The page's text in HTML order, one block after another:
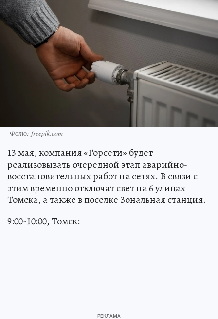
Фото: freepik.com
13 мая, компания «Горсети» будет
реализовывать очередной этап аварийно-
восстановительных работ на сетях. В связи с
этим временно отключат свет на 6 улицах
Томска, а также в поселке Зональная станция.
9:00-10:00, Томск: